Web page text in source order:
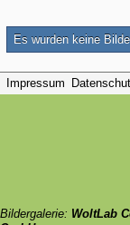
Es wurden keine
Impressum
Bildergalerie: WoltLab